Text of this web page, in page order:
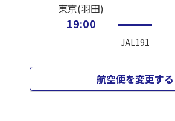
東京(羽田)
19:00
JAL191
航空便を変更する